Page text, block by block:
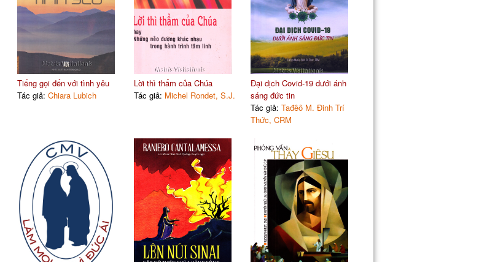
Tiếng gọi đến với tình yêu
Tác giả: Chiara Lubich
Lời thì thẩm của Chúa
Tác giả: Michel Rondet, S.J.
Đại dịch Covid-19 dưới ánh
sáng đức tin
Tác giả: Tađêô M. Đinh Trí
Thức, CRM